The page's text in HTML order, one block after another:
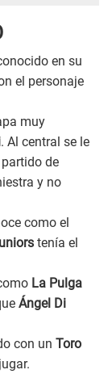
en su
el personaje
muy
. Al central se le
partido de
y no
como el
tenía el
La Pulga
Ángel Di
con un Toro